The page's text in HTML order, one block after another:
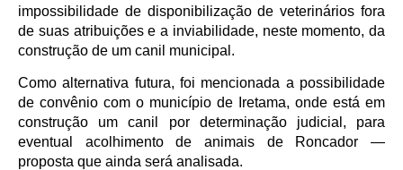
impossibilidade de disponibilização de veterinários fora
de suas atribuições e a inviabilidade, neste momento, da
construção de um canil municipal.
Como alternativa futura, foi mencionada a possibilidade
de convênio com o município de Iretama, onde está em
construção um canil por determinação judicial, para
eventual acolhimento de animais de Roncador —
proposta que ainda será analisada.